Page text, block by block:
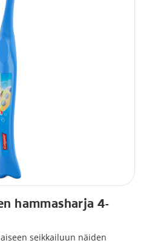
hammasharja 4-
seikkailuun näiden